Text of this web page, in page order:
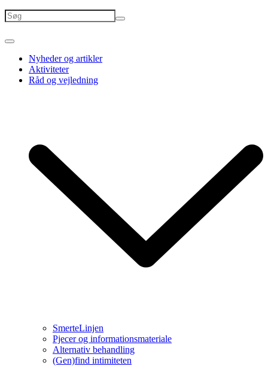
Nyheder og artikler
Aktiviteter
Råd og vejledning
SmerteLinjen
Pjecer og informationsmateriale
Alternativ behandling
(Gen)find intimiteten